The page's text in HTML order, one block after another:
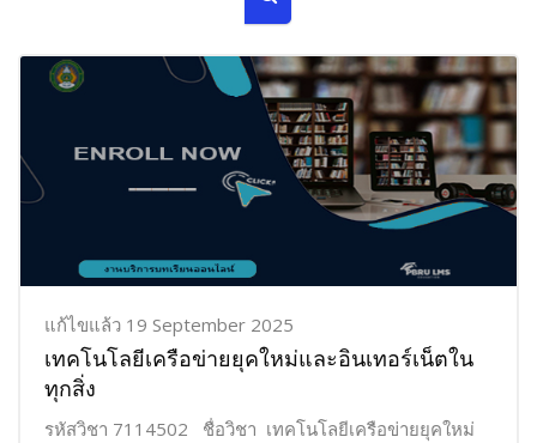
แก้ไขแล้ว 19 September 2025
เทคโนโลยีเครือข่ายยุคใหม่และอินเทอร์เน็ตใน
ทุกสิ่ง
รหัสวิชา 7114502 ชื่อวิชา เทคโนโลยีเครือข่ายยุคใหม่